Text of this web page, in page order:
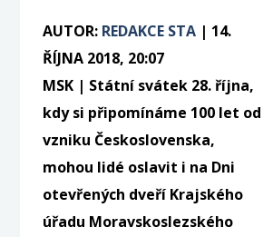
AUTOR: REDAKCE STA | 14.
ŘÍJNA 2018, 20:07
MSK | Státní svátek 28. října,
kdy si připomínáme 100 let od
vzniku Československa,
mohou lidé oslavit i na Dni
otevřených dveří Krajského
úřadu Moravskoslezského